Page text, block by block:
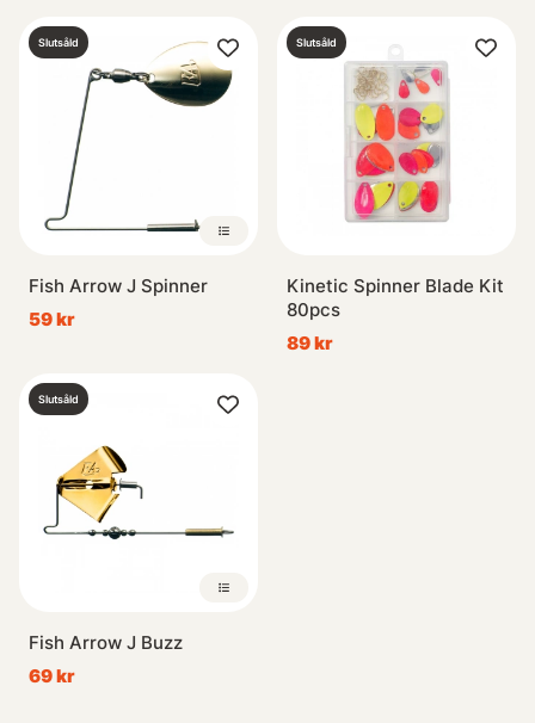
Slutsåld
Fish Arrow J Spinner
59 kr
Slutsåld
Kinetic Spinner Blade Kit
80pcs
89 kr
Slutsåld
Fish Arrow J Buzz
69 kr